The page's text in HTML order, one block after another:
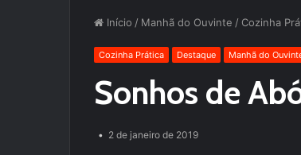
Início / Manhã do Ouvinte / Cozinha
Cozinha Prática Destaque Manhã do
Sonhos de
2 de janeiro de 2019